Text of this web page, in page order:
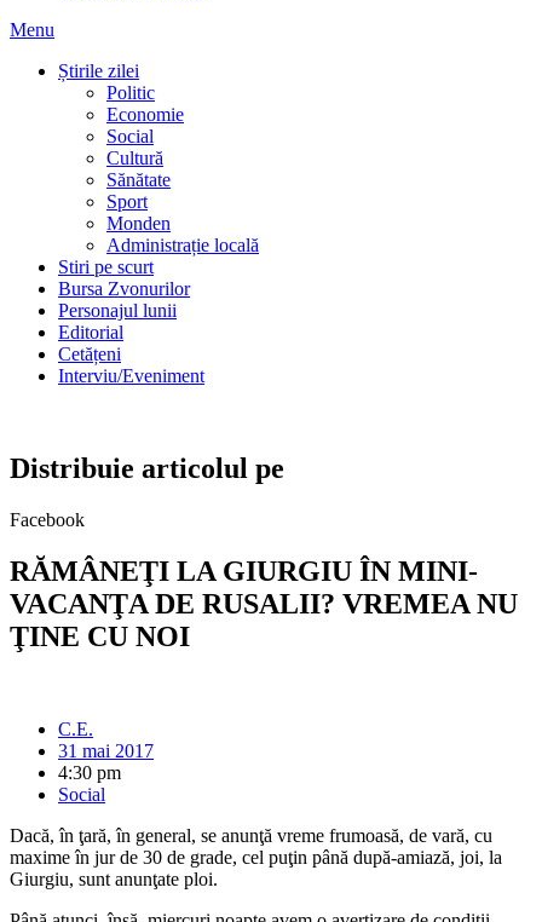
Menu
Știrile zilei
Politic
Economie
Social
Cultură
Sănătate
Sport
Monden
Administrație locală
Stiri pe scurt
Bursa Zvonurilor
Personajul lunii
Editorial
Cetățeni
Interviu/Eveniment
Distribuie articolul pe
Facebook
RĂMÂNEŢI LA GIURGIU ÎN MINI-
VACANŢA DE RUSALII? VREMEA NU
ŢINE CU NOI
C.E.
31 mai 2017
4:30 pm
Social
Dacă, în ţară, în general, se anunţă vreme frumoasă, de vară, cu
maxime în jur de 30 de grade, cel puţin până după-amiază, joi, la
Giurgiu, sunt anunţate ploi.